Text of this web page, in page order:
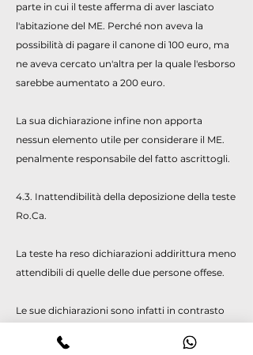
parte in cui il teste afferma di aver lasciato
l'abitazione del ME. Perché non aveva la
possibilità di pagare il canone di 100 euro, ma
ne aveva cercato un'altra per la quale l'esborso
sarebbe aumentato a 200 euro.
La sua dichiarazione infine non apporta
nessun elemento utile per considerare il ME.
penalmente responsabile del fatto ascrittogli.
4.3. Inattendibilità della deposizione della teste
Ro.Ca.
La teste ha reso dichiarazioni addirittura meno
attendibili di quelle delle due persone offese.
Le sue dichiarazioni sono infatti in contrasto
riferisce infatti che il giorno in cui aveva